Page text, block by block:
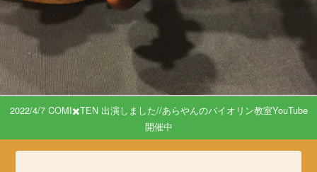
2022/4/7 COMI✖️TEN 出演しました//あらやんのバイオリン教室YouTube
開催中